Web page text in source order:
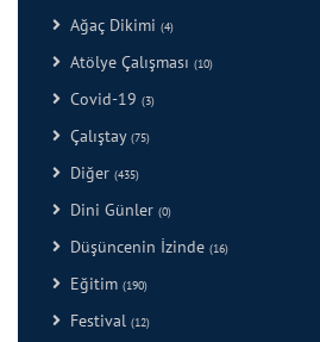
Ağaç Dikimi (4)
Atölye Çalışması (10)
Covid-19 (3)
Çalıştay (75)
Diğer (435)
Dini Günler (0)
Düşüncenin İzinde (16)
Eğitim (190)
Festival (12)